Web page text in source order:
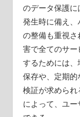
のデータ保護
発生時に備え
の整備も重視
害で全てのサ
するためには
保存や、定期
検証が求めら
によって、ユ